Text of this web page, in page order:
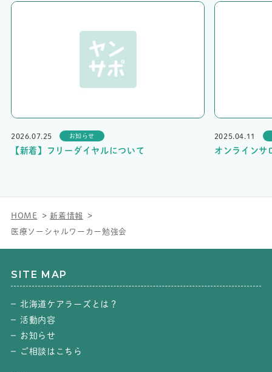
2026.07.25 お知らせ
【新着】フリーダイヤルについて
2025.04.11
オンラインサ
HOME
新着情報
医療ソーシャルワーカー勉強会
SITE MAP
北海道ケアラーズとは？
活動内容
お知らせ
ご相談はこちら